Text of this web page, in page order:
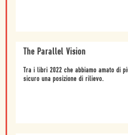
The Parallel Vision
Tra i libri 2022 che abbiamo amato di
sicuro una posizione di rilievo.